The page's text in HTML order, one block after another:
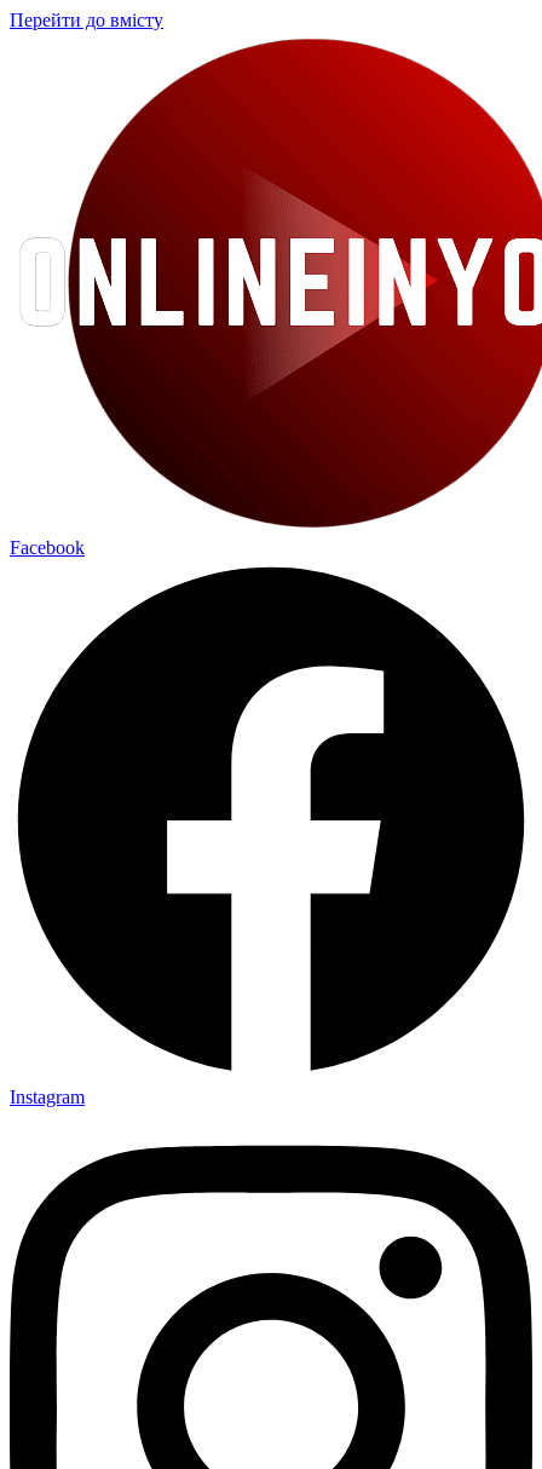
Перейти до вмісту
Facebook
Instagram